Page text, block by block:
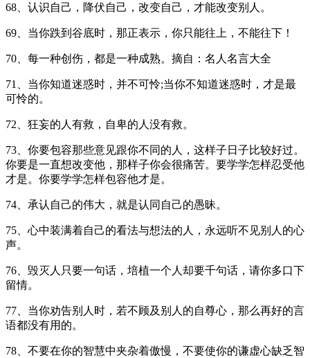
68、认识自己，降伏自己，改变自己，才能改变别人。
69、当你跌到谷底时，那正表示，你只能往上，不能往下！
70、每一种创伤，都是一种成熟。摘自：名人名言大全
71、当你知道迷惑时，并不可怜;当你不知道迷惑时，才是最
可怜的。
72、狂妄的人有救，自卑的人没有救。
73、你要包容那些意见跟你不同的人，这样子日子比较好过。
你要是一直想改变他，那样子你会很痛苦。要学学怎样忍受他
才是。你要学学怎样包容他才是。
74、承认自己的伟大，就是认同自己的愚昧。
75、心中装满着自己的看法与想法的人，永远听不见别人的心
声。
76、毁灭人只要一句话，培植一个人却要千句话，请你多口下
留情。
77、当你劝告别人时，若不顾及别人的自尊心，那么再好的言
语都没有用的。
78、不要在你的智慧中夹杂着傲慢，不要使你的谦虚心缺乏智